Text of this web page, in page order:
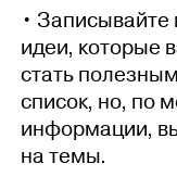
• Записывайте
идеи, которые
стать
список, но, по
информации,
на темы.